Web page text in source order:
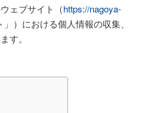
ェブサイト（https://nagoya-
）における個人情報の収集、
す。